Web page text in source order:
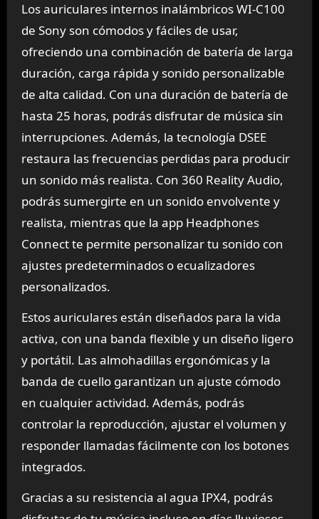
Los auriculares internos inalámbricos WI-C100
de Sony son cómodos y fáciles de usar,
ofreciendo una combinación de batería de larga
duración, carga rápida y sonido personalizable
de alta calidad. Con una duración de batería de
hasta 25 horas, podrás disfrutar de música sin
interrupciones. Además, la tecnología DSEE
restaura las frecuencias perdidas para producir
un sonido más realista. Con 360 Reality Audio,
podrás sumergirte en un sonido envolvente y
realista, mientras que la app Headphones
Connect te permite personalizar tu sonido con
ajustes predeterminados o ecualizadores
personalizados.
Estos auriculares están diseñados para la vida
activa, con una banda flexible y un diseño ligero
y portátil. Las almohadillas ergonómicas y la
banda de cuello garantizan un ajuste cómodo
en cualquier actividad. Además, podrás
controlar la reproducción, ajustar el volumen y
responder llamadas fácilmente con los botones
integrados.
Gracias a su resistencia al agua IPX4, podrás